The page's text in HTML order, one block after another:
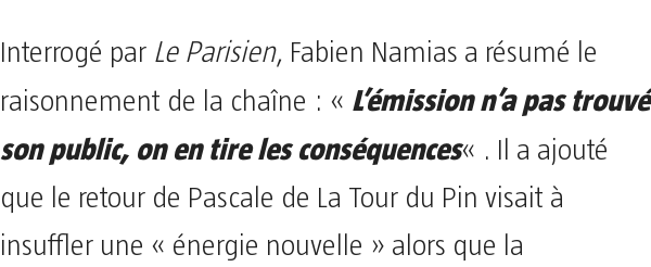
Interrogé par Le Parisien, Fabien Namias a résumé le
raisonnement de la chaîne : « L’émission n’a pas trouvé
son public, on en tire les conséquences« . Il a ajouté
que le retour de Pascale de La Tour du Pin visait à
insuffler une « énergie nouvelle » alors que la